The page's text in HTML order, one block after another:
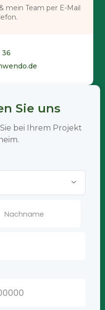
mein Team per E-Mail
36
Sie uns
bei Ihrem Projekt